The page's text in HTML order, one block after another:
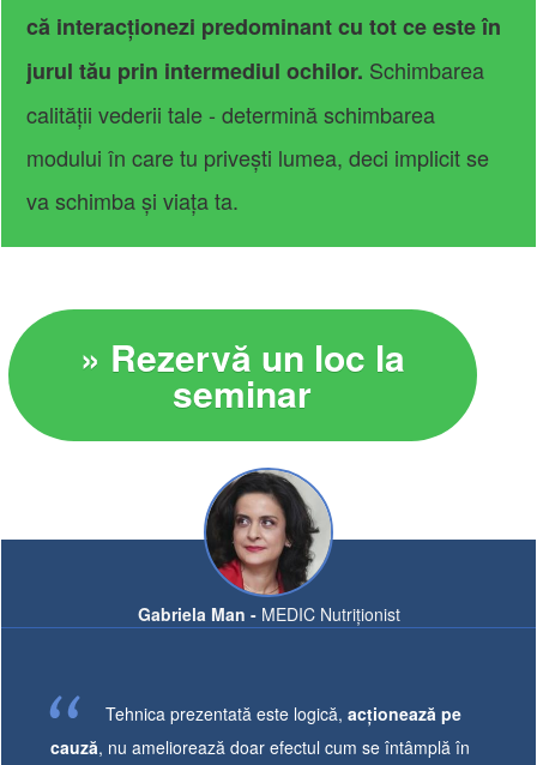
că interacționezi predominant cu tot ce este în
jurul tău prin intermediul ochilor. Schimbarea
calității vederii tale - determină schimbarea
modului în care tu privești lumea, deci implicit se
va schimba și viața ta.
» Rezervă un loc la
seminar
Gabriela Man - MEDIC Nutriționist
Tehnica prezentată este logică, acționează pe
cauză, nu ameliorează doar efectul cum se întâmplă în